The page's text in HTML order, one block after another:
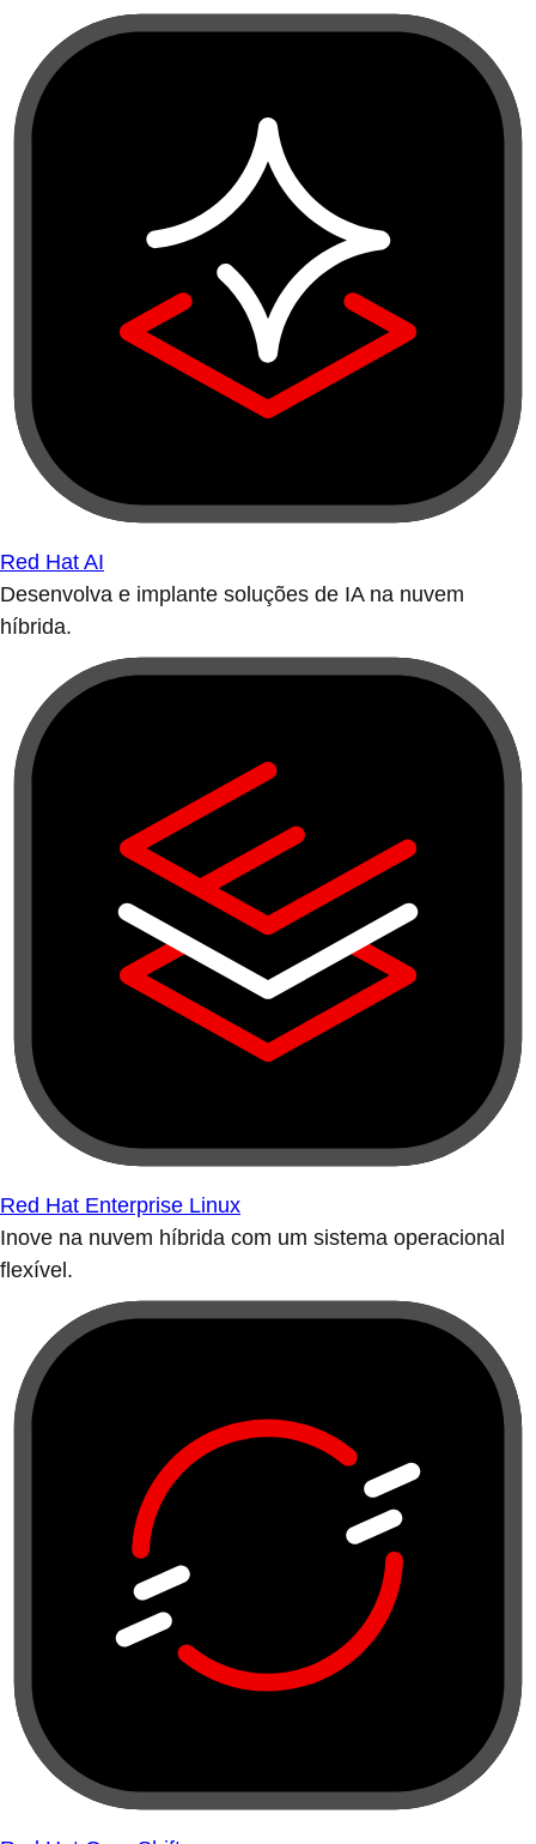
Red Hat AI
Desenvolva e implante soluções de IA na nuvem
híbrida.
Red Hat Enterprise Linux
Inove na nuvem híbrida com um sistema operacional
flexível.